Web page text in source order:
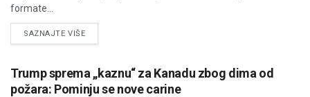
formate...
SAZNAJTE VIŠEDETAILS
Trump sprema „kaznu“ za Kanadu zbog dima od
požara: Pominju se nove carine